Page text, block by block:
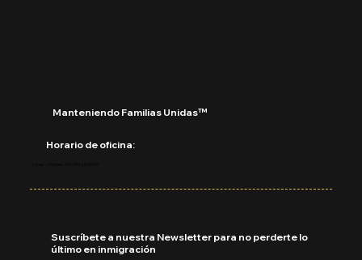
Manteniendo Familias Unidas™
Horario de oficina:
Suscríbete a nuestra Newsletter para no perderte lo
último en inmigración